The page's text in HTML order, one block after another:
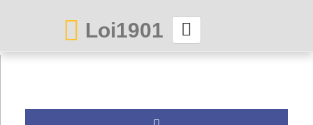
Loi1901